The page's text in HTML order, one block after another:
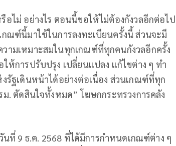
ไม่ อย่างไร ตอนนี้ขอให้ไม่ต้องกังวลอีกต่อไป
ณฑ์นี้มาใช้ในการลงทะเบียนครั้งนี้ ส่วนจะมี
ามเหมาะสมในทุกเกณฑ์ที่ทุกคนกังวลอีกครั้ง
ห้การปรับปรุง เปลี่ยนแปลง แก้ไขต่าง ๆ ทำ
รัฐเดินหน้าได้อย่างต่อเนื่อง ส่วนเกณฑ์ที่ทุก
. ตัดสินใจทั้งหมด” โฆษกกระทรวงการคลัง
ที่ 9 ธ.ค. 2568 ที่ได้มีการกำหนดเกณฑ์ต่าง ๆ